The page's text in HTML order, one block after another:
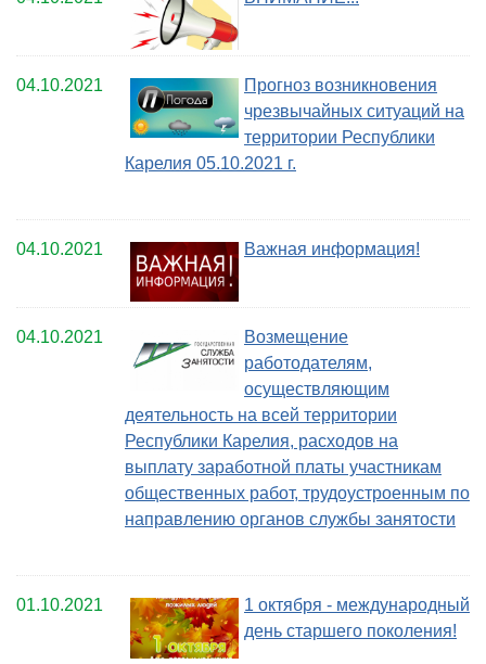
04.10.2021
Прогноз возникновения
чрезвычайных ситуаций на
территории Республики
Карелия 05.10.2021 г.
04.10.2021 Важная информация!
04.10.2021
Возмещение
работодателям,
осуществляющим
деятельность на всей территории
Республики Карелия, расходов на
выплату заработной платы участникам
общественных работ, трудоустроенным по
направлению органов службы занятости
01.10.2021
1 октября - международный
день старшего поколения!